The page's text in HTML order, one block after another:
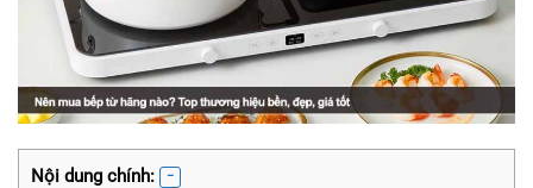
Nội dung chính: